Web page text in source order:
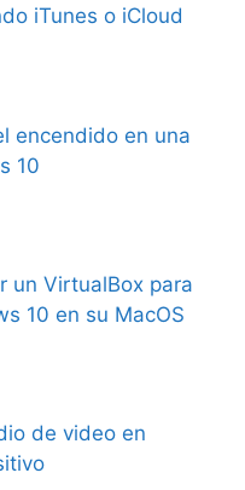
iTunes o iCloud
encendido en una
10
un VirtualBox para
10 en su MacOS
de video en